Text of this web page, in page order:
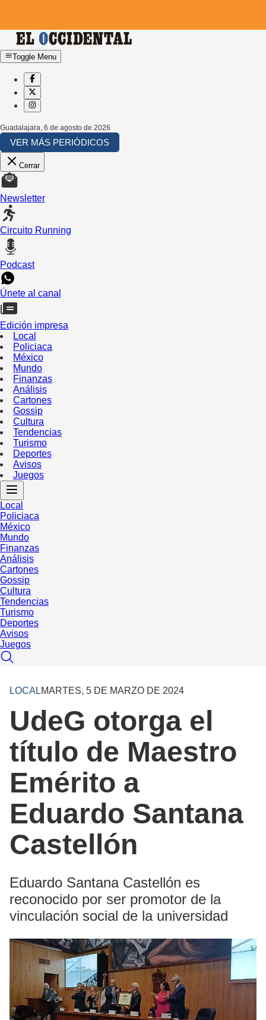
Toggle Menu
Guadalajara, 6 de agosto de 2026
VER MÁS PERIÓDICOS
Cerrar
Newsletter
Circuito Running
Podcast
Únete al canal
Edición impresa
Local
Policiaca
México
Mundo
Finanzas
Análisis
Cartones
Gossip
Cultura
Tendencias
Turismo
Deportes
Avisos
Juegos
Local
Policiaca
México
Mundo
Finanzas
Análisis
Cartones
Gossip
Cultura
Tendencias
Turismo
Deportes
Avisos
Juegos
LOCALMARTES, 5 DE MARZO DE 2024
UdeG otorga el
título de Maestro
Emérito a
Eduardo Santana
Castellón
Eduardo Santana Castellón es
reconocido por ser promotor de la
vinculación social de la universidad